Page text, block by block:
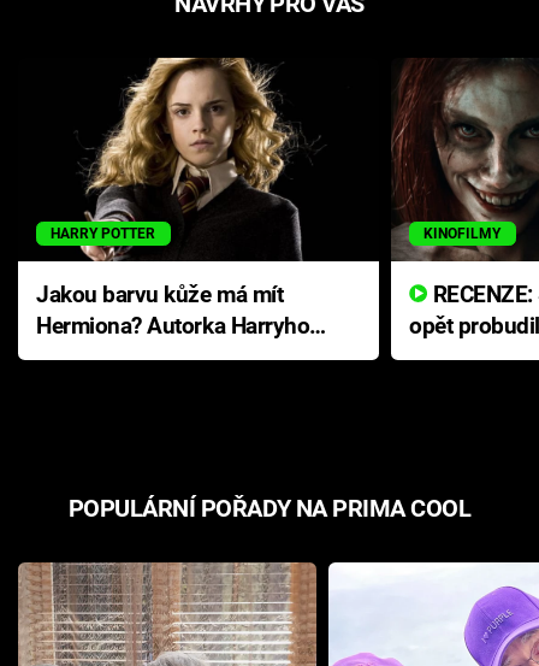
HARRY POTTER
Jakou barvu kůže má mít
Hermiona? Autorka Harryho
Pottera přišla s ráznou
KINOFILMY
opět
přichází s
POPULÁRNÍ POŘADY NA PRIMA COOL